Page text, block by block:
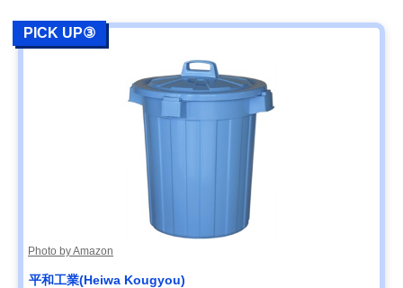
PICK UP③
Photo by Amazon
平和工業(Heiwa Kougyou)